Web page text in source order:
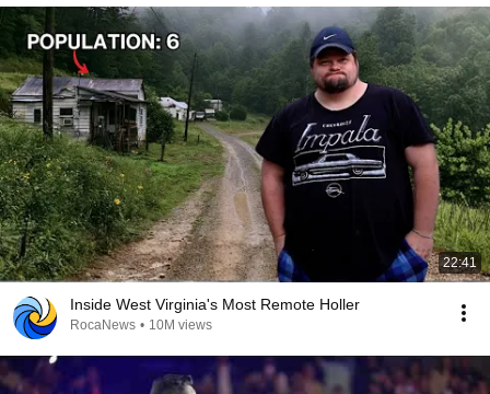
22:41
Inside West Virginia's Most Remote Holler
RocaNews • 10M views